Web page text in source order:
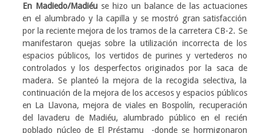
En Madiedo/Madiéu se hizo un balance de las actuaciones
en el alumbrado y la capilla y se mostró gran satisfacción
por la reciente mejora de los tramos de la carretera CB-2. Se
manifestaron quejas sobre la utilización incorrecta de los
espacios públicos, los vertidos de purines y vertederos no
controlados y los desperfectos originados por la saca de
madera. Se planteó la mejora de la recogida selectiva, la
continuación de la mejora de los accesos y espacios públicos
en La Llavona, mejora de viales en Bospolín, recuperación
del lavaderu de Madiéu, alumbrado público en el recién
poblado núcleo de El Préstamu -donde se hormigonaron